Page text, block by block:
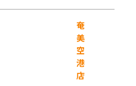
奄
美
空
港
店